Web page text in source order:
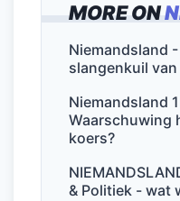
MORE ON
Niemandsland
slangenkuil
Niemandsland
Waarschuwing
koers?
& Politiek - wat
e
b
o
o
k
er l